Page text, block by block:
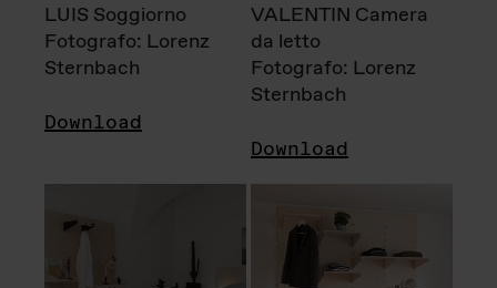
LUIS Soggiorno
Fotografo: Lorenz
Sternbach
Download
VALENTIN Camera
da letto
Fotografo: Lorenz
Sternbach
Download